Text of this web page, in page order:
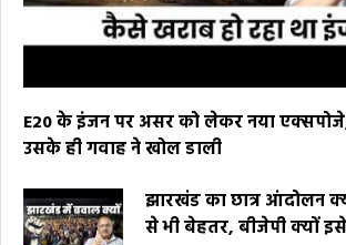
E20 के इंजन पर असर को लेकर नया
उसके ही गवाह ने खोल डाली
झारखंड का छात्र आंदोलन
से भी बेहतर, बीजेपी क्यों